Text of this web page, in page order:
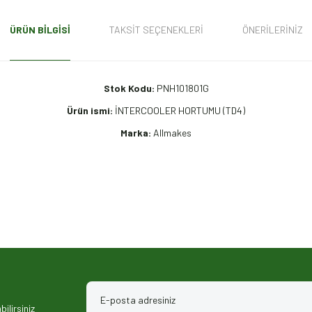
ÜRÜN BILGISI TAKSIT SEÇENEKLERI ÖNERILERINIZ
Stok Kodu: PNH101801G
Ürün ismi: İNTERCOOLER HORTUMU (TD4)
Marka: Allmakes